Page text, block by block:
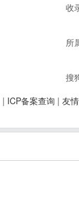
收
所
搜
| ICP备案查询 | 友